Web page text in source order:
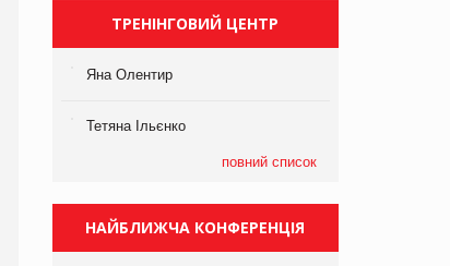
ТРЕНІНГОВИЙ ЦЕНТР
Яна Олентир
Тетяна Ільєнко
повний список
НАЙБЛИЖЧА КОНФЕРЕНЦІЯ